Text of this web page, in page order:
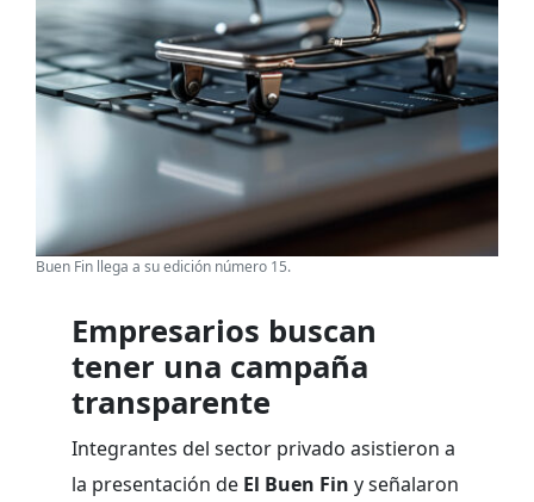
Buen Fin llega a su edición número 15.
Empresarios buscan
tener una campaña
transparente
Integrantes del sector privado asistieron a
la presentación de El Buen Fin y señalaron